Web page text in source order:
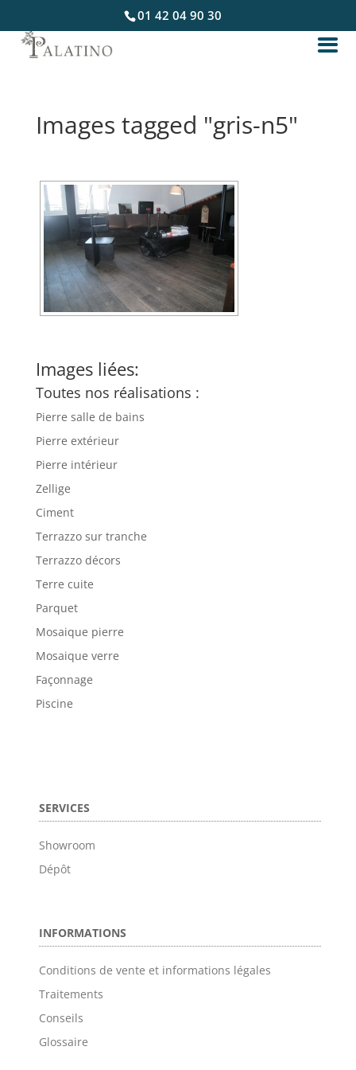
01 42 04 90 30
Images tagged "gris-n5"
Images liées:
Toutes nos réalisations :
Pierre salle de bains
Pierre extérieur
Pierre intérieur
Zellige
Ciment
Terrazzo sur tranche
Terrazzo décors
Terre cuite
Parquet
Mosaique pierre
Mosaique verre
Façonnage
Piscine
SERVICES
Showroom
Dépôt
INFORMATIONS
Conditions de vente et informations légales
Traitements
Conseils
Glossaire